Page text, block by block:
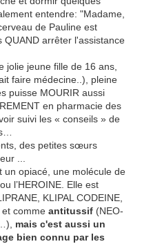
entendre: "Madame,
de Pauline est
arrêter l'assistance
jolie jeune fille de 16 ans,
faire médecine..), pleine
puisse MOURIR aussi
en pharmacie des
suivi les « conseils » de
des petites sœurs
...
un opiacé, une molécule de
l’HEROINE. Elle est
KLIPAL CODEINE,
et comme antitussif (NEO-
mais c'est aussi un
bien connu par les